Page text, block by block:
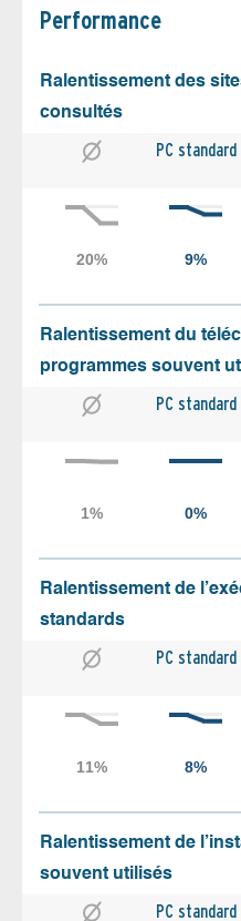
Performance
Ralentissement des
consultés
PC standard
Ralentissement du
programmes souvent
PC standard
Ralentissement de
standards
PC standard
Ralentissement de
souvent utilisés
PC standard